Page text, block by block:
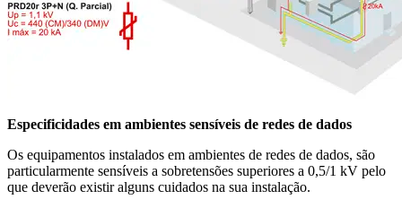
Especificidades em ambientes sensíveis de redes de dados
Os equipamentos instalados em ambientes de redes de dados, são
particularmente sensíveis a sobretensões superiores a 0,5/1 kV pelo
que deverão existir alguns cuidados na sua instalação.